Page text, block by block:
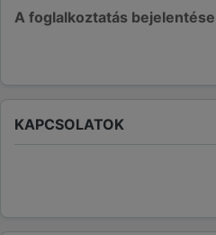
A foglalkoztatás bejelentése
KAPCSOLATOK